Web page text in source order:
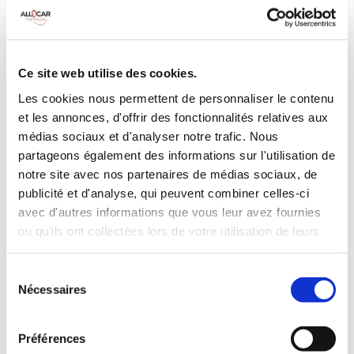
Ce site web utilise des cookies.
Les cookies nous permettent de personnaliser le contenu
et les annonces, d'offrir des fonctionnalités relatives aux
médias sociaux et d'analyser notre trafic. Nous
partageons également des informations sur l'utilisation de
notre site avec nos partenaires de médias sociaux, de
publicité et d'analyse, qui peuvent combiner celles-ci
avec d'autres informations que vous leur avez fournies
ou qu'ils ont collectées lors de votre utilisation de leurs
Nécessaires
Préférences
3 Valises
INCLUS À LA LOCATION
Killométrage illimité
Assurance tous risques (hors franchise)
Carburant : plein à rendre plein
CONDITIONS DE LOCATION
Age minimum :20 ans
ASSURANCE